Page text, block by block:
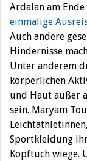
Ardalan am
einmalige
Auch andere
Hindernisse
Unter anderem
körperlichen
und Haut außer
sein. Maryam
Sportkleidung
Kopftuch wiege.